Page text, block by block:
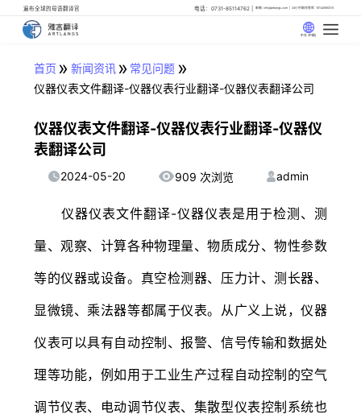
遍布全球的母语翻译官 电话：0731-85114762 邮箱: info@artlangs.com 24小时翻译管家: 18142666316
中文 (中国)
首页 » 新闻资讯» 常见问题 »
仪器仪表文件翻译-仪器仪表行业翻译-仪器仪表翻译公司
仪器仪表文件翻译-仪器仪表行业翻译-仪器仪
表翻译公司
2024-05-20 909 次浏览 admin
仪器仪表文件翻译-仪器仪表是用于检测、测
量、观察、计算各种物理量、物质成分、物性参数
等的仪器或设备。真空检测器、压力计、测长器、
显微镜、乘法器等都属于仪表。从广义上说，仪器
仪表可以具有自动控制、报警、信号传输和数据处
理等功能，例如用于工业生产过程自动控制的空气
调节仪表、电动调节仪表、集散型仪表控制系统也